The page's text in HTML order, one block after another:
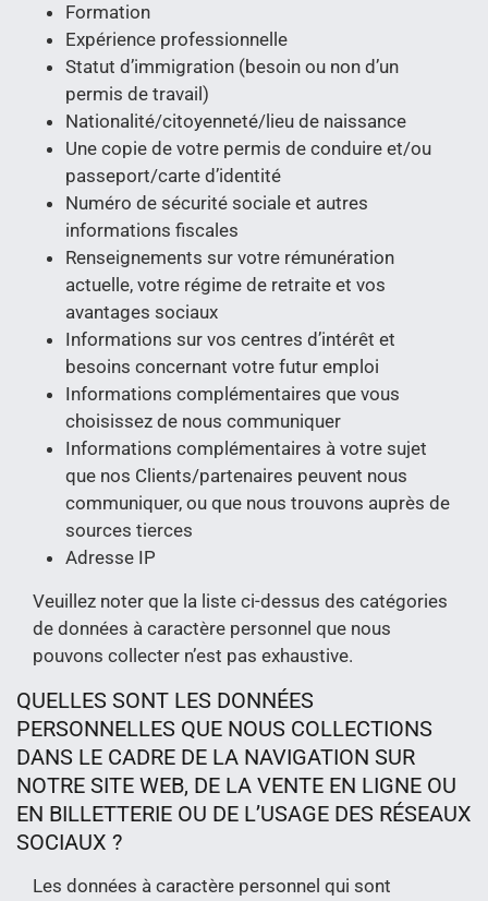
Formation
Expérience professionnelle
Statut d’immigration (besoin ou non d’un
permis de travail)
Nationalité/citoyenneté/lieu de naissance
Une copie de votre permis de conduire et/ou
passeport/carte d’identité
Numéro de sécurité sociale et autres
informations fiscales
Renseignements sur votre rémunération
actuelle, votre régime de retraite et vos
avantages sociaux
Informations sur vos centres d’intérêt et
besoins concernant votre futur emploi
Informations complémentaires que vous
choisissez de nous communiquer
Informations complémentaires à votre sujet
que nos Clients/partenaires peuvent nous
communiquer, ou que nous trouvons auprès de
sources tierces
Adresse IP
Veuillez noter que la liste ci-dessus des catégories
de données à caractère personnel que nous
pouvons collecter n’est pas exhaustive.
QUELLES SONT LES DONNÉES
PERSONNELLES QUE NOUS COLLECTIONS
DANS LE CADRE DE LA NAVIGATION SUR
NOTRE SITE WEB, DE LA VENTE EN LIGNE OU
EN BILLETTERIE OU DE L’USAGE DES RÉSEAUX
SOCIAUX ?
Les données à caractère personnel qui sont